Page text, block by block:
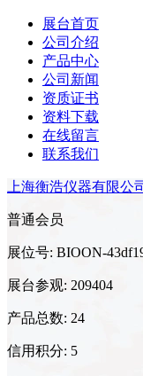
展台首页
公司介绍
产品中心
公司新闻
资质证书
资料下载
在线留言
联系我们
上海衡浩仪器有限公
普通会员
展位号: BIOON-
展台参观: 209404
产品总数: 24
信用积分: 5